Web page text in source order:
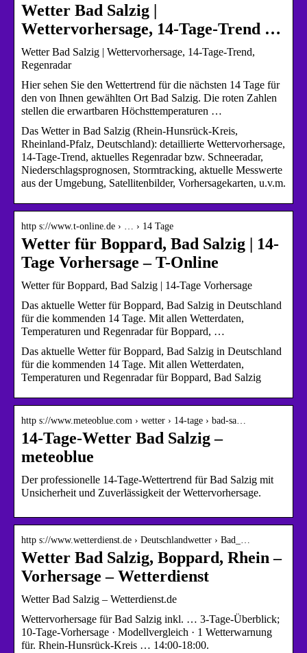
Wetter Bad Salzig |
Wettervorhersage, 14-Tage-Trend …
Wetter Bad Salzig | Wettervorhersage, 14-Tage-Trend,
Regenradar
Hier sehen Sie den Wettertrend für die nächsten 14 Tage für
den von Ihnen gewählten Ort Bad Salzig. Die roten Zahlen
stellen die erwartbaren Höchsttemperaturen …
Das Wetter in Bad Salzig (Rhein-Hunsrück-Kreis,
Rheinland-Pfalz, Deutschland): detaillierte Wettervorhersage,
14-Tage-Trend, aktuelles Regenradar bzw. Schneeradar,
Niederschlagsprognosen, Stormtracking, aktuelle Messwerte
aus der Umgebung, Satellitenbilder, Vorhersagekarten, u.v.m.
http s://www.t-online.de › … › 14 Tage
Wetter für Boppard, Bad Salzig | 14-
Tage Vorhersage – T-Online
Wetter für Boppard, Bad Salzig | 14-Tage Vorhersage
Das aktuelle Wetter für Boppard, Bad Salzig in Deutschland
für die kommenden 14 Tage. Mit allen Wetterdaten,
Temperaturen und Regenradar für Boppard, …
Das aktuelle Wetter für Boppard, Bad Salzig in Deutschland
für die kommenden 14 Tage. Mit allen Wetterdaten,
Temperaturen und Regenradar für Boppard, Bad Salzig
http s://www.meteoblue.com › wetter › 14-tage › bad-sa…
14-Tage-Wetter Bad Salzig –
meteoblue
Der professionelle 14-Tage-Wettertrend für Bad Salzig mit
Unsicherheit und Zuverlässigkeit der Wettervorhersage.
http s://www.wetterdienst.de › Deutschlandwetter › Bad_…
Wetter Bad Salzig, Boppard, Rhein –
Vorhersage – Wetterdienst
Wetter Bad Salzig – Wetterdienst.de
Wettervorhersage für Bad Salzig inkl. … 3-Tage-Überblick;
10-Tage-Vorhersage · Modellvergleich · 1 Wetterwarnung
für. Rhein-Hunsrück-Kreis … 14:00-18:00.